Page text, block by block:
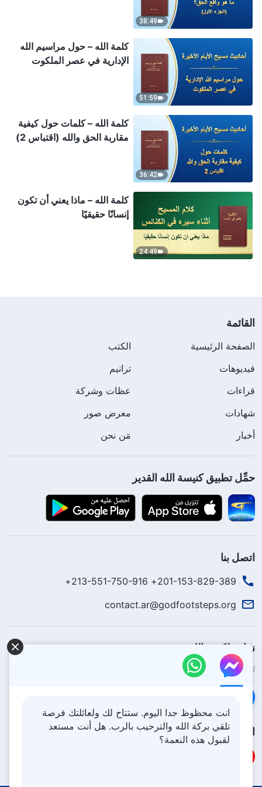
38:49
51:59
كلمة الله – حول مراسيم الله
الإدارية في عصر الملكوت
36:42
كلمة الله – كلمات حول كيفية
مقاربة الحق والله (اقتباس 2)
24:49
كلمة الله – ماذا يعني أن تكون
إنسانًا حقيقيًا
القائمة
الصفحة الرئيسية
الكتب
فيديوهات
ترانيم
قراءات
عظات وشركة
شهادات
معرض صور
أخبار
مَن نحن
حمِّل تطبيق كنيسة الله القدير
اتصل بنا
201-153-829-389+ 213-551-750-916+
contact.ar@godfootsteps.org
نزل ملكوت الله.
لقد نزلت المملكة بالفعل إلى الأرض! هل تريد دخوله؟
اتبعنا
انت محظوظ جدا اليوم. ستتاح لك ولعائلتك فرصة
تلقي بركة الله والترحيب بالرب. هل أنت مستعد
لقبول هذه النعمة؟